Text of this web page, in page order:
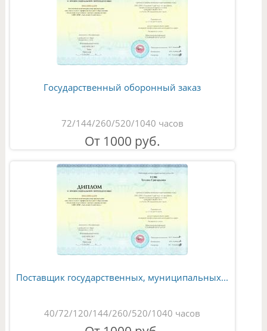
Государственный оборонный заказ
72/144/260/520/1040 часов
От 1000 руб.
Поставщик государственных, муниципальных...
40/72/120/144/260/520/1040 часов